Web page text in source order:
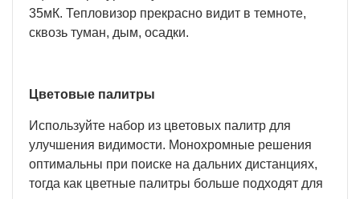
35мК. Тепловизор прекрасно видит в темноте,
сквозь туман, дым, осадки.
Цветовые палитры
Используйте набор из цветовых палитр для
улучшения видимости. Монохромные решения
оптимальны при поиске на дальних дистанциях,
тогда как цветные палитры больше подходят для